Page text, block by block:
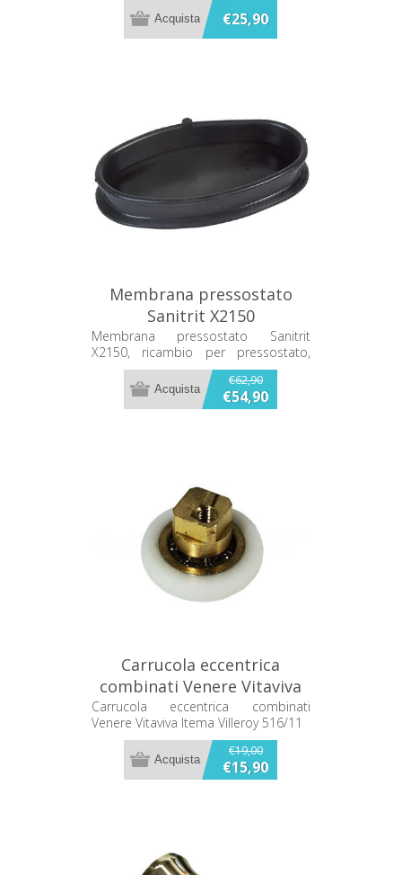
€25,90
Membrana pressostato
Sanitrit X2150
Membrana pressostato Sanitrit
X2150, ricambio per pressostato,
ideale per manutenzione e
sostituzione.
€62,90
€54,90
Carrucola eccentrica
combinati Venere Vitaviva
Itema Villeroy 516/11
Carrucola eccentrica combinati
Venere Vitaviva Itema Villeroy 516/11
€19,00
€15,90